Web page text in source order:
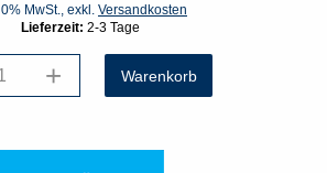
0% MwSt., exkl. Versandkosten
Lieferzeit: 2-3 Tage
+